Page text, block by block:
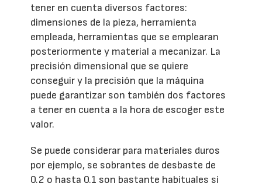
tener en cuenta diversos factores:
dimensiones de la pieza, herramienta
empleada, herramientas que se emplearan
posteriormente y material a mecanizar. La
precisión dimensional que se quiere
conseguir y la precisión que la máquina
puede garantizar son también dos factores
a tener en cuenta a la hora de escoger este
valor.
Se puede considerar para materiales duros
por ejemplo, se sobrantes de desbaste de
0.2 o hasta 0.1 son bastante habituales si